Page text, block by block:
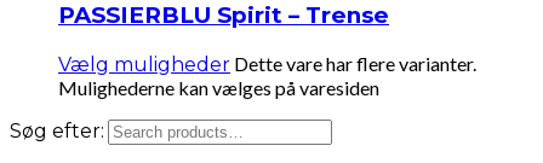
PASSIERBLU Spirit – Trense
Vælg muligheder Dette vare har flere varianter.
Mulighederne kan vælges på varesiden
Søg efter: